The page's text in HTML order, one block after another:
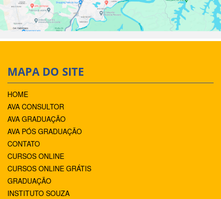
MAPA DO SITE
HOME
AVA CONSULTOR
AVA GRADUAÇÃO
AVA PÓS GRADUAÇÃO
CONTATO
CURSOS ONLINE
CURSOS ONLINE GRÁTIS
GRADUAÇÃO
INSTITUTO SOUZA